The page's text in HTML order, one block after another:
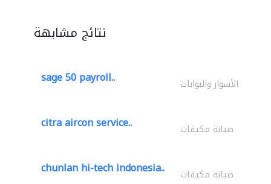
نتائج مشابهة
sage 50 payroll.. الأسوار والبوابات
citra aircon service.. صيانة مكيفات
chunlan hi-tech indonesia.. صيانة مكيفات